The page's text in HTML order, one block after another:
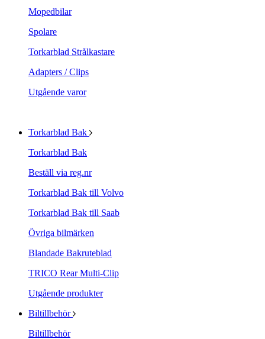
Mopedbilar
Spolare
Torkarblad Strålkastare
Adapters / Clips
Utgående varor
Torkarblad Bak
Torkarblad Bak
Beställ via reg.nr
Torkarblad Bak till Volvo
Torkarblad Bak till Saab
Övriga bilmärken
Blandade Bakruteblad
TRICO Rear Multi-Clip
Utgående produkter
Biltillbehör
Biltillbehör